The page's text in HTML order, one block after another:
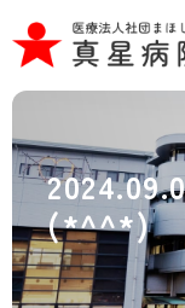
(*^^*)